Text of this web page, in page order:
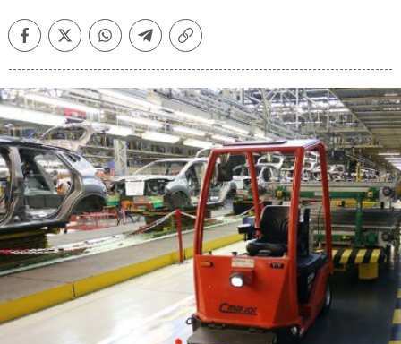
FacebookTwitterWhatsappTelegramCopiar